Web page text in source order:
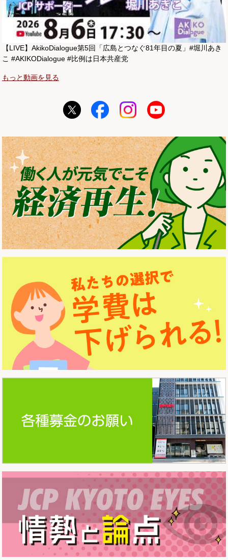
【LIVE】AkikoDialogue第5回「広島とつなぐ81年目の夏」#堀川あき
こ #AKIKODialogue #比例は日本共産党
もっと動画を見る